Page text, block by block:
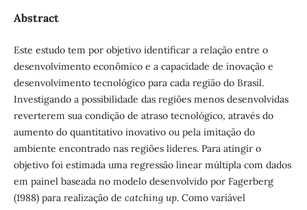
Abstract
Este estudo tem por objetivo identificar a relação entre o
desenvolvimento econômico e a capacidade de inovação e
desenvolvimento tecnológico para cada região do Brasil.
Investigando a possibilidade das regiões menos desenvolvidas
reverterem sua condição de atraso tecnológico, através do
aumento do quantitativo inovativo ou pela imitação do
ambiente encontrado nas regiões líderes. Para atingir o
objetivo foi estimada uma regressão linear múltipla com dados
em painel baseada no modelo desenvolvido por Fagerberg
(1988) para realização de catching up. Como variável